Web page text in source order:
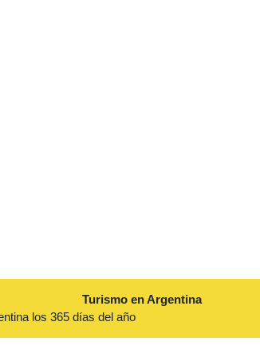
Turismo en Argentina
los 365 días del año